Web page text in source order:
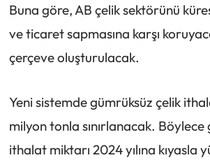
Buna göre, AB çelik sektörünü
ve ticaret sapmasına karşı
çerçeve oluşturulacak.
Yeni sistemde gümrüksüz çelik
milyon tonla sınırlanacak. Böylece
ithalat miktarı 2024 yılına kıyasla